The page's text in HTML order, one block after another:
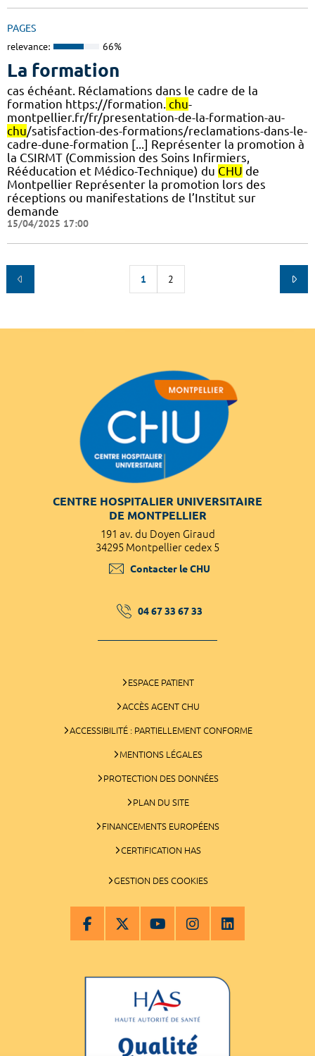
PAGES
relevance: 66%
La formation
cas échéant. Réclamations dans le cadre de la
formation https://formation. chu-
montpellier.fr/fr/presentation-de-la-formation-au-
chu/satisfaction-des-formations/reclamations-dans-le-
cadre-dune-formation [...] Représenter la promotion à
la CSIRMT (Commission des Soins Infirmiers,
Rééducation et Médico-Technique) du CHU de
Montpellier Représenter la promotion lors des
réceptions ou manifestations de l’Institut sur
demande
15/04/2025 17:00
1 2
CENTRE HOSPITALIER UNIVERSITAIRE
DE MONTPELLIER
191 av. du Doyen Giraud
34295 Montpellier cedex 5
Contacter le CHU
04 67 33 67 33
ESPACE PATIENT
ACCÈS AGENT CHU
ACCESSIBILITÉ : PARTIELLEMENT CONFORME
MENTIONS LÉGALES
PROTECTION DES DONNÉES
PLAN DU SITE
FINANCEMENTS EUROPÉENS
CERTIFICATION HAS
GESTION DES COOKIES